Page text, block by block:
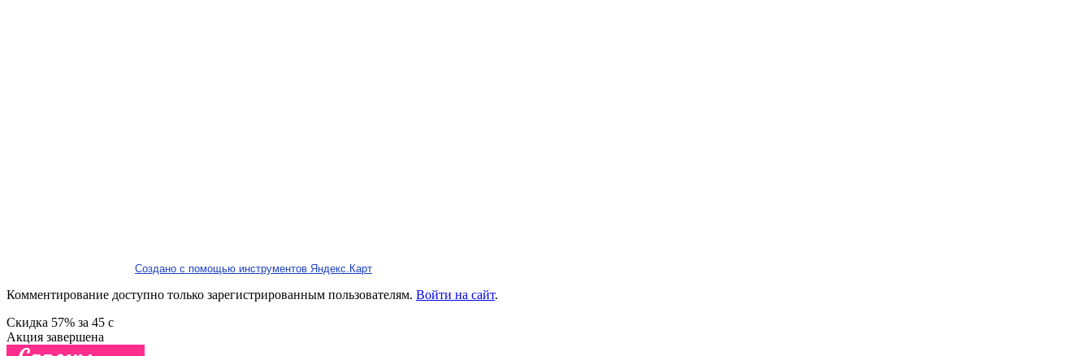
Создано с помощью инструментов Яндекс.Карт
Комментирование доступно только зарегистрированным пользователям. Войти на сайт.
Скидка 57% за 45 c
Акция завершена